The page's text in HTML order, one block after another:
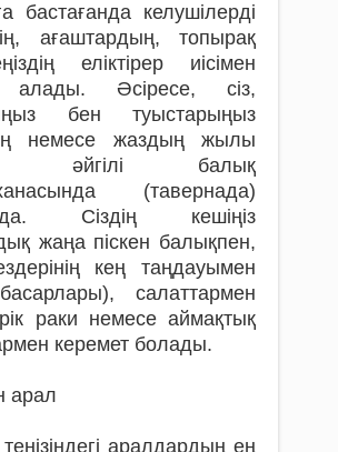
бастағанда келушілерді
ағаштардың, топырақ
еліктірер иісімен
алады. Әсіресе, сіз,
бен туыстарыңыз
немесе жаздың жылы
әйгілі балық
(тавернада)
Сіздің кешіңіз
жаңа піскен балықпен,
кең таңдауымен
салаттармен
раки немесе аймақтық
керемет болады.
арал
аралдардың ең